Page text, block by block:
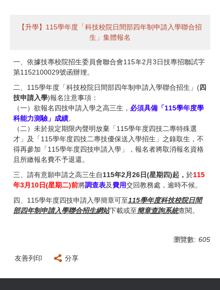
【升學】115學年度「科技校院日間部四年制申請入學聯合招
生」集體報名
一、依據技專校院招生委員會聯合會115年2月3日技專招聯試字
第1152100029號函辦理。
二、115學年度「科技校院日間部四年制申請入學聯合招生」(四
技申請入學)報名注意事項：
（一）欲報名四技申請入學之高三生， 必須具備「115學年度學
科能力測驗」成績。
（二）未於規定期限內聲明放棄「115學年度四技二專特殊選
才」及「115學年度四技二專技優保送入學招生」之錄取生，不
得再參加「115學年度四技申請入學」，報名者將取消報名資格
且所繳報名費不予退還。
三、請有意願申請之高三生自115年2月26日(星期四)起， 於115
年3月10日(星期二)前將調查表及費用交回教務處，逾時不候。
四、115學年度四技申請入學簡章可至115學年度科技校院日間
部四年制申請入學聯合招生網站下載或至簡章查詢系統查閱。
瀏覽數: 605
友善列印 分享